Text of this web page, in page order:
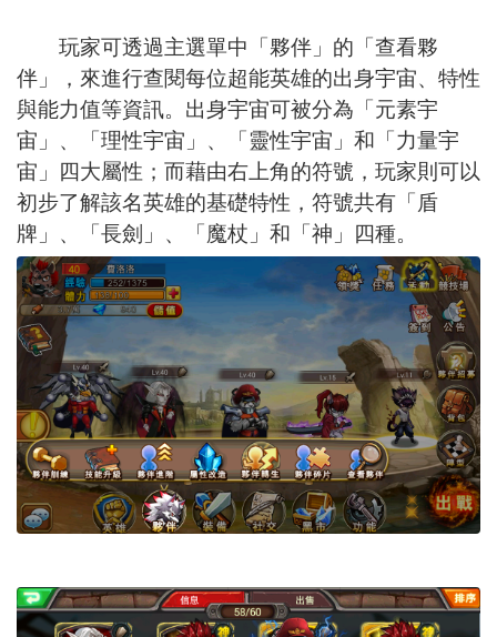
玩家可透過主選單中「夥伴」的「查看夥
伴」，來進行查閱每位超能英雄的出身宇宙、特性
與能力值等資訊。出身宇宙可被分為「元素宇
宙」、「理性宇宙」、「靈性宇宙」和「力量宇
宙」四大屬性；而藉由右上角的符號，玩家則可以
初步了解該名英雄的基礎特性，符號共有「盾
牌」、「長劍」、「魔杖」和「神」四種。